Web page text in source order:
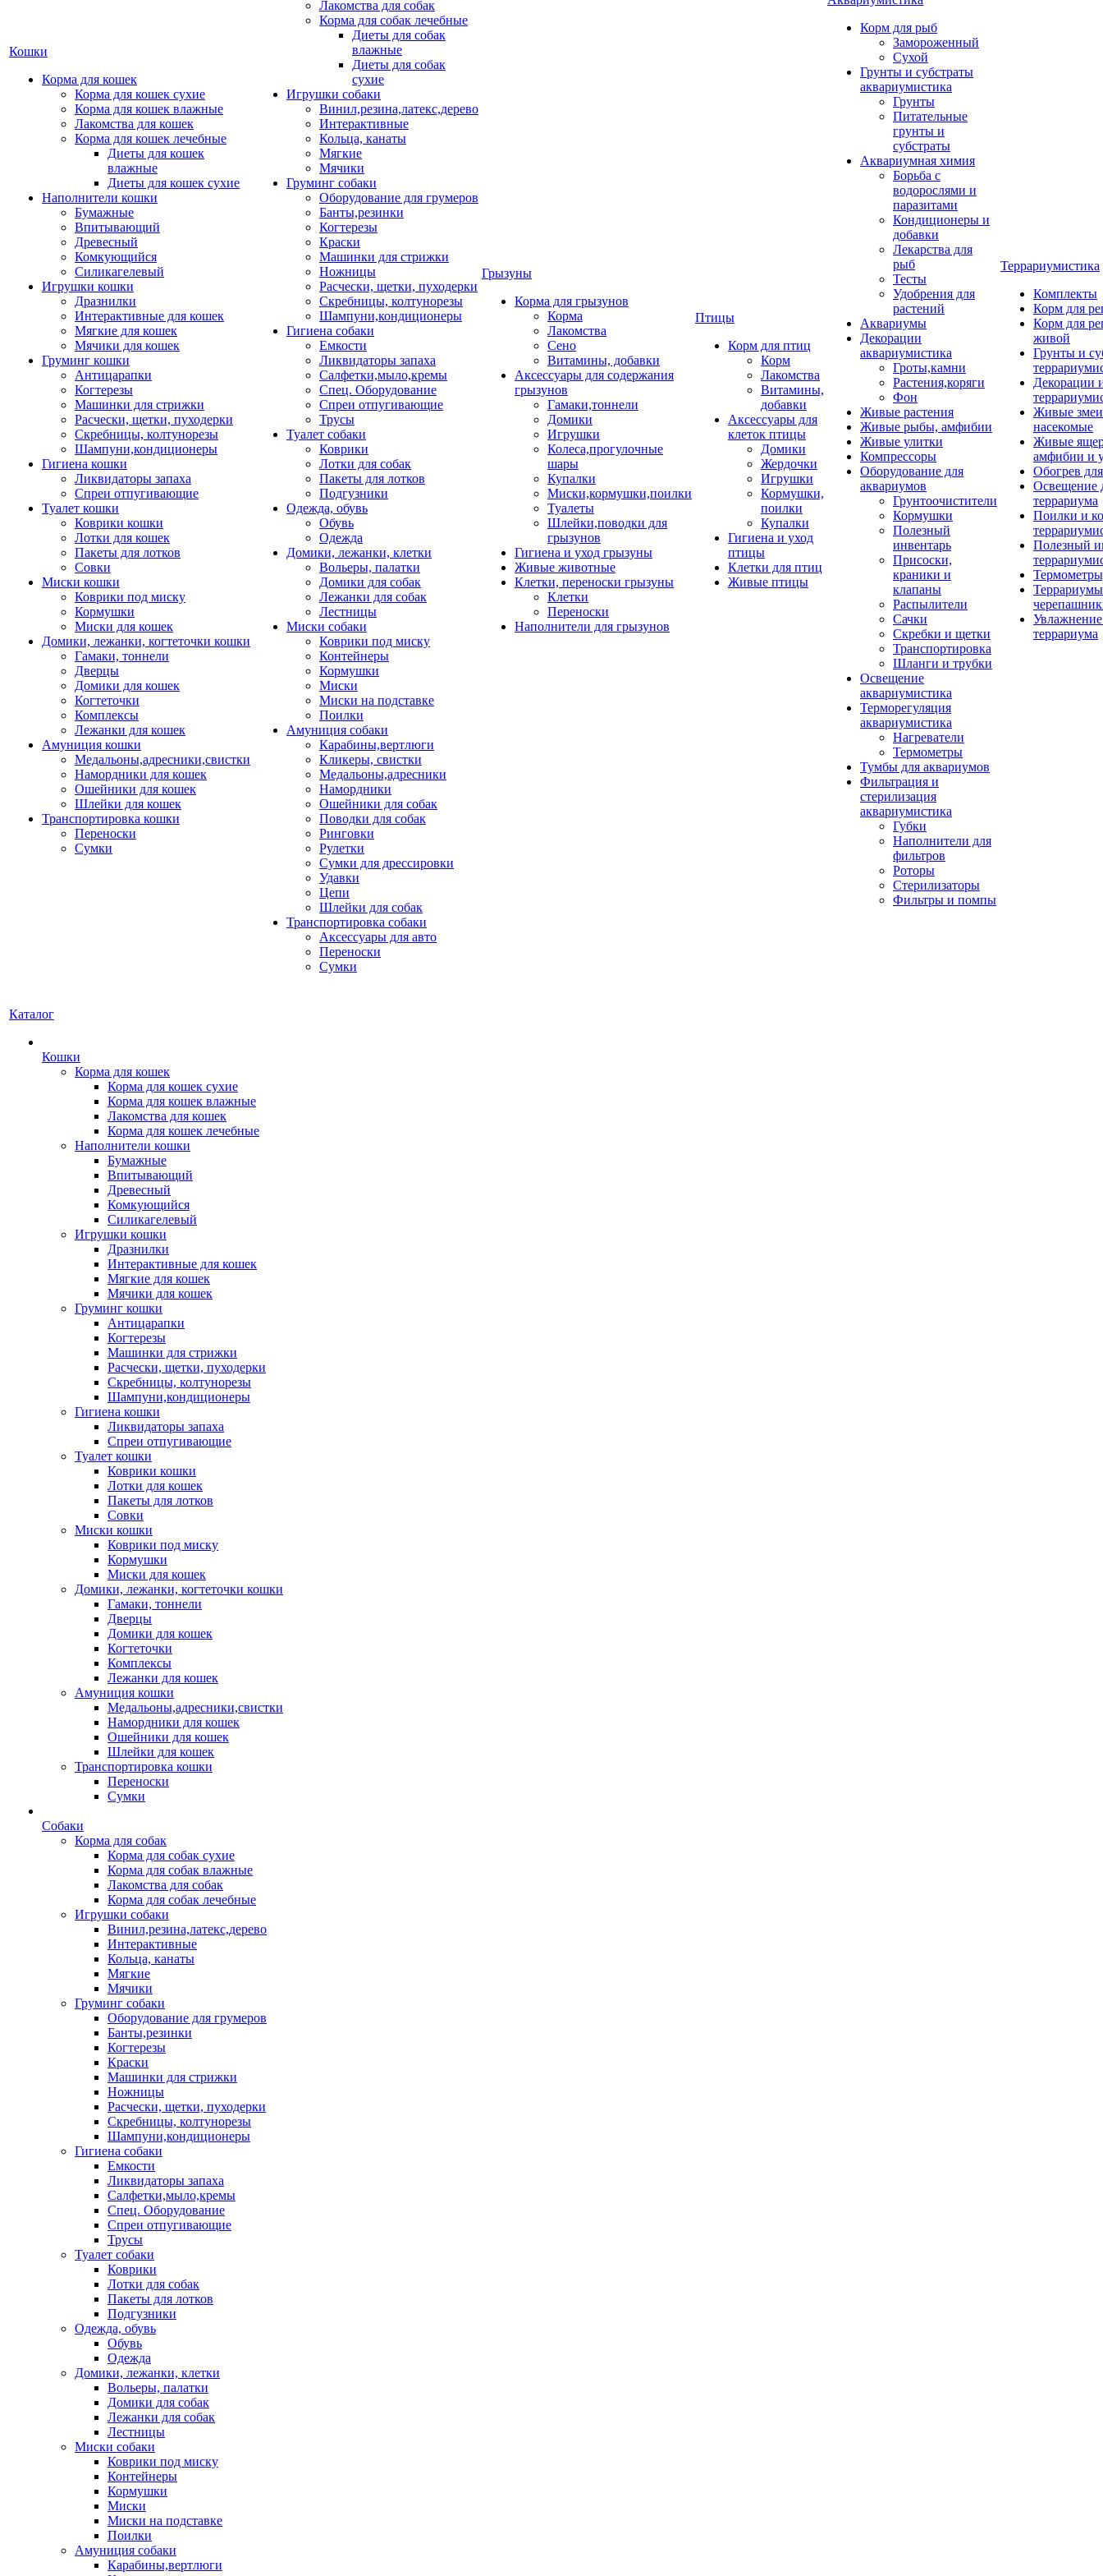
Кошки
Корма для кошек
Корма для кошек сухие
Корма для кошек влажные
Лакомства для кошек
Корма для кошек лечебные
Диеты для кошек
влажные
Диеты для кошек сухие
Наполнители кошки
Бумажные
Впитывающий
Древесный
Комкующийся
Силикагелевый
Игрушки кошки
Дразнилки
Интерактивные для кошек
Мягкие для кошек
Мячики для кошек
Груминг кошки
Антицарапки
Когтерезы
Машинки для стрижки
Расчески, щетки, пуходерки
Скребницы, колтунорезы
Шампуни,кондиционеры
Гигиена кошки
Ликвидаторы запаха
Спреи отпугивающие
Туалет кошки
Коврики кошки
Лотки для кошек
Пакеты для лотков
Совки
Миски кошки
Коврики под миску
Кормушки
Миски для кошек
Домики, лежанки, когтеточки кошки
Гамаки, тоннели
Дверцы
Домики для кошек
Когтеточки
Комплексы
Лежанки для кошек
Амуниция кошки
Медальоны,адресники,свистки
Намордники для кошек
Ошейники для кошек
Шлейки для кошек
Транспортировка кошки
Переноски
Сумки
Лакомства для собак
Корма для собак лечебные
Диеты для собак
влажные
Диеты для собак
сухие
Игрушки собаки
Винил,резина,латекс,дерево
Интерактивные
Кольца, канаты
Мягкие
Мячики
Груминг собаки
Оборудование для грумеров
Банты,резинки
Когтерезы
Краски
Машинки для стрижки
Ножницы
Расчески, щетки, пуходерки
Скребницы, колтунорезы
Шампуни,кондиционеры
Гигиена собаки
Емкости
Ликвидаторы запаха
Салфетки,мыло,кремы
Спец. Оборудование
Спреи отпугивающие
Трусы
Туалет собаки
Коврики
Лотки для собак
Пакеты для лотков
Подгузники
Одежда, обувь
Обувь
Одежда
Домики, лежанки, клетки
Вольеры, палатки
Домики для собак
Лежанки для собак
Лестницы
Миски собаки
Коврики под миску
Контейнеры
Кормушки
Миски
Миски на подставке
Поилки
Амуниция собаки
Карабины,вертлюги
Кликеры, свистки
Медальоны,адресники
Намордники
Ошейники для собак
Поводки для собак
Ринговки
Рулетки
Сумки для дрессировки
Удавки
Цепи
Шлейки для собак
Транспортировка собаки
Аксессуары для авто
Переноски
Сумки
Грызуны
Корма для грызунов
Корма
Лакомства
Сено
Витамины, добавки
Аксессуары для содержания
грызунов
Гамаки,тоннели
Домики
Игрушки
Колеса,прогулочные
шары
Купалки
Миски,кормушки,поилки
Туалеты
Шлейки,поводки для
грызунов
Гигиена и уход грызуны
Живые животные
Клетки, переноски грызуны
Клетки
Переноски
Наполнители для грызунов
Птицы
Корм для птиц
Корм
Лакомства
Витамины,
добавки
Аксессуары для
клеток птицы
Домики
Жердочки
Игрушки
Кормушки,
поилки
Купалки
Гигиена и уход
птицы
Клетки для птиц
Живые птицы
Корм для рыб
Замороженный
Сухой
Грунты и субстраты
аквариумистика
Грунты
Питательные
грунты и
субстраты
Аквариумная химия
Борьба с
водорослями и
паразитами
Кондиционеры и
добавки
Лекарства для
рыб
Тесты
Удобрения для
растений
Аквариумы
Декорации
аквариумистика
Гроты,камни
Растения,коряги
Фон
Живые растения
Живые рыбы, амфибии
Живые улитки
Компрессоры
Оборудование для
аквариумов
Грунтоочистители
Кормушки
Полезный
инвентарь
Присоски,
краники и
клапаны
Распылители
Сачки
Скребки и щетки
Транспортировка
Шланги и трубки
Освещение
аквариумистика
Терморегуляция
аквариумистика
Нагреватели
Термометры
Тумбы для аквариумов
Фильтрация и
стерилизация
аквариумистика
Губки
Наполнители для
фильтров
Роторы
Стерилизаторы
Фильтры и помпы
Террариумистика
Комплекты
Корм для
Корм для
живой
Грунты и
Декорации
Живые
насекомые
Живые
амфибии и
Обогрев
Освещение
террариума
Поилки и
Полезный
террариума
Каталог
Кошки
Корма для кошек
Корма для кошек сухие
Корма для кошек влажные
Лакомства для кошек
Корма для кошек лечебные
Наполнители кошки
Бумажные
Впитывающий
Древесный
Комкующийся
Силикагелевый
Игрушки кошки
Дразнилки
Интерактивные для кошек
Мягкие для кошек
Мячики для кошек
Груминг кошки
Антицарапки
Когтерезы
Машинки для стрижки
Расчески, щетки, пуходерки
Скребницы, колтунорезы
Шампуни,кондиционеры
Гигиена кошки
Ликвидаторы запаха
Спреи отпугивающие
Туалет кошки
Коврики кошки
Лотки для кошек
Пакеты для лотков
Совки
Миски кошки
Коврики под миску
Кормушки
Миски для кошек
Домики, лежанки, когтеточки кошки
Гамаки, тоннели
Дверцы
Домики для кошек
Когтеточки
Комплексы
Лежанки для кошек
Амуниция кошки
Медальоны,адресники,свистки
Намордники для кошек
Ошейники для кошек
Шлейки для кошек
Транспортировка кошки
Переноски
Сумки
Собаки
Корма для собак
Корма для собак сухие
Корма для собак влажные
Лакомства для собак
Корма для собак лечебные
Игрушки собаки
Винил,резина,латекс,дерево
Интерактивные
Кольца, канаты
Мягкие
Мячики
Груминг собаки
Оборудование для грумеров
Банты,резинки
Когтерезы
Краски
Машинки для стрижки
Ножницы
Расчески, щетки, пуходерки
Скребницы, колтунорезы
Шампуни,кондиционеры
Гигиена собаки
Емкости
Ликвидаторы запаха
Салфетки,мыло,кремы
Спец. Оборудование
Спреи отпугивающие
Трусы
Туалет собаки
Коврики
Лотки для собак
Пакеты для лотков
Подгузники
Одежда, обувь
Обувь
Одежда
Домики, лежанки, клетки
Вольеры, палатки
Домики для собак
Лежанки для собак
Лестницы
Миски собаки
Коврики под миску
Контейнеры
Кормушки
Миски
Миски на подставке
Поилки
Амуниция собаки
Карабины,вертлюги